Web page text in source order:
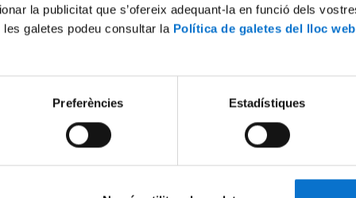
la publicitat que s’ofereix adequant-la en funció dels
galetes podeu consultar la Política de galetes del lloc
Preferències Estadístiques